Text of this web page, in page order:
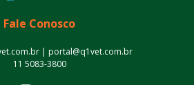
Fale Conosco
| portal@q1vet.com.br
11 5083-3800